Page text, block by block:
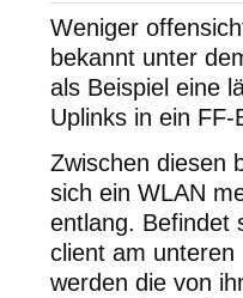
Weniger
bekannt unter
als Beispiel eine
Uplinks in ein
Zwischen diesen
sich ein WLAN
entlang. Befindet
client am
werden die von